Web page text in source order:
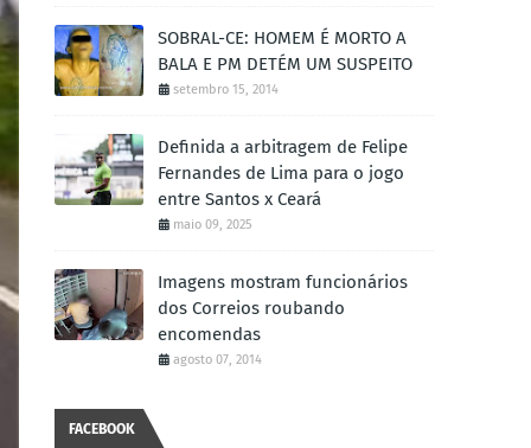
SOBRAL-CE: HOMEM É MORTO A
BALA E PM DETÉM UM SUSPEITO
setembro 15, 2014
Definida a arbitragem de Felipe
Fernandes de Lima para o jogo
entre Santos x Ceará
maio 09, 2025
Imagens mostram funcionários
dos Correios roubando
encomendas
agosto 07, 2014
FACEBOOK